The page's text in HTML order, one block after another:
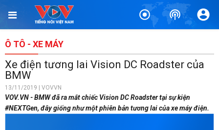
Ô TÔ - XE MÁY
Xe điện tương lai Vision DC Roadster của
BMW
13/11/2019 | VOVVN
VOV.VN - BMW đã ra mắt chiếc Vision DC Roadster tại sự kiện
#NEXTGen, đây giống như một phiên bản tương lai của xe máy điện.